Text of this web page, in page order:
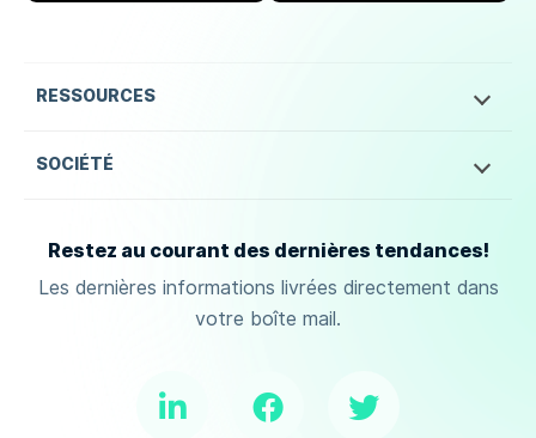
RESSOURCES
SOCIÉTÉ
Restez au courant des dernières tendances!
Les dernières informations livrées directement dans
votre boîte mail.